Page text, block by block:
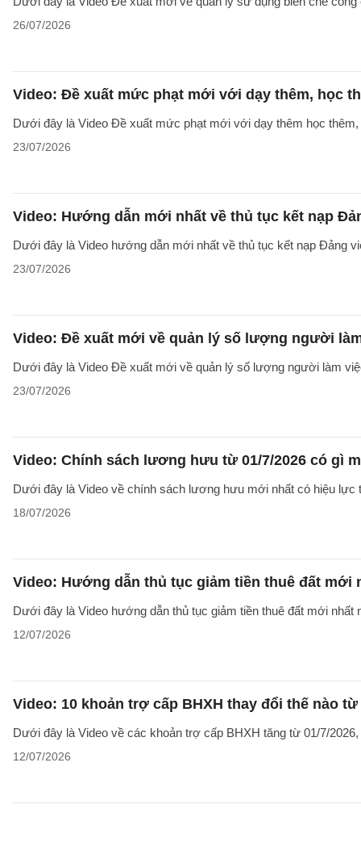
26/07/2026
Video: Đề xuất mức phạt mới với dạy thêm, học
Dưới đây là Video Đề xuất mức phạt mới với dạy thêm học thêm,
23/07/2026
Video: Hướng dẫn mới nhất về thủ tục kết nạp
Dưới đây là Video hướng dẫn mới nhất về thủ tục kết nạp Đảng
23/07/2026
Video: Đề xuất mới về quản lý số lượng người
Dưới đây là Video Đề xuất mới về quản lý số lượng người làm
23/07/2026
Video: Chính sách lương hưu từ 01/7/2026 có gì
Dưới đây là Video về chính sách lương hưu mới nhất có hiệu lực
18/07/2026
Video: Hướng dẫn thủ tục giảm tiền thuê đất mới
Dưới đây là Video hướng dẫn thủ tục giảm tiền thuê đất mới
12/07/2026
Video: 10 khoản trợ cấp BHXH thay đổi thế nào từ
Dưới đây là Video về các khoản trợ cấp BHXH tăng từ 01/7/
12/07/2026